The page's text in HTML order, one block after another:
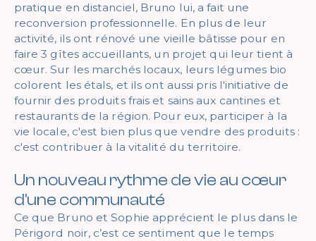
pratique en distanciel, Bruno lui, a fait une
reconversion professionnelle. En plus de leur
activité, ils ont rénové une vieille bâtisse pour en
faire 3 gîtes accueillants, un projet qui leur tient à
cœur. Sur les marchés locaux, leurs légumes bio
colorent les étals, et ils ont aussi pris l'initiative de
fournir des produits frais et sains aux cantines et
restaurants de la région. Pour eux, participer à la
vie locale, c'est bien plus que vendre des produits :
c'est contribuer à la vitalité du territoire.
Un nouveau rythme de vie au cœur
d'une communauté
Ce que Bruno et Sophie apprécient le plus dans le
Périgord noir, c’est ce sentiment que le temps